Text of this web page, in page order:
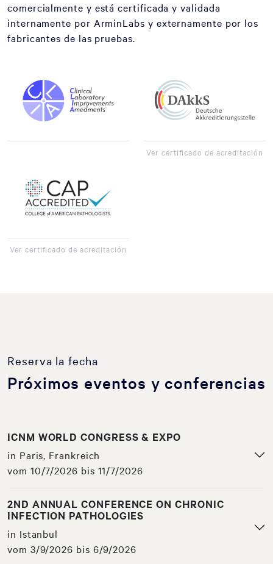
comercialmente y está certificada y validada
internamente por ArminLabs y externamente por los
fabricantes de las pruebas.
Ver certificado de acreditación
Ver certificado de acreditación
Reserva la fecha
Próximos eventos y conferencias
ICNM WORLD CONGRESS & EXPO
in Paris, Frankreich
vom 10/7/2026 bis 11/7/2026
2ND ANNUAL CONFERENCE ON CHRONIC
INFECTION PATHOLOGIES
in Istanbul
vom 3/9/2026 bis 6/9/2026